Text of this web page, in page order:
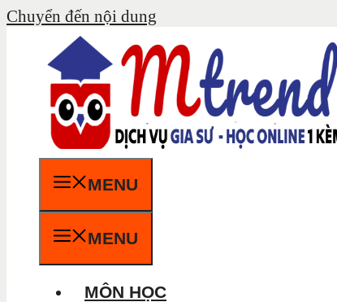
Chuyển đến nội dung
MENU
MENU
MÔN HỌC